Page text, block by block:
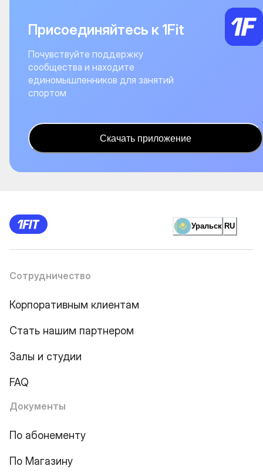
Присоединяйтесь к 1Fit
Почувствуйте поддержку
сообщества и находите
единомышленников для занятий
спортом
Скачать приложение
Уральск RU
Сотрудничество
Корпоративным клиентам
Стать нашим партнером
Залы и студии
FAQ
Документы
По абонементу
По Магазину